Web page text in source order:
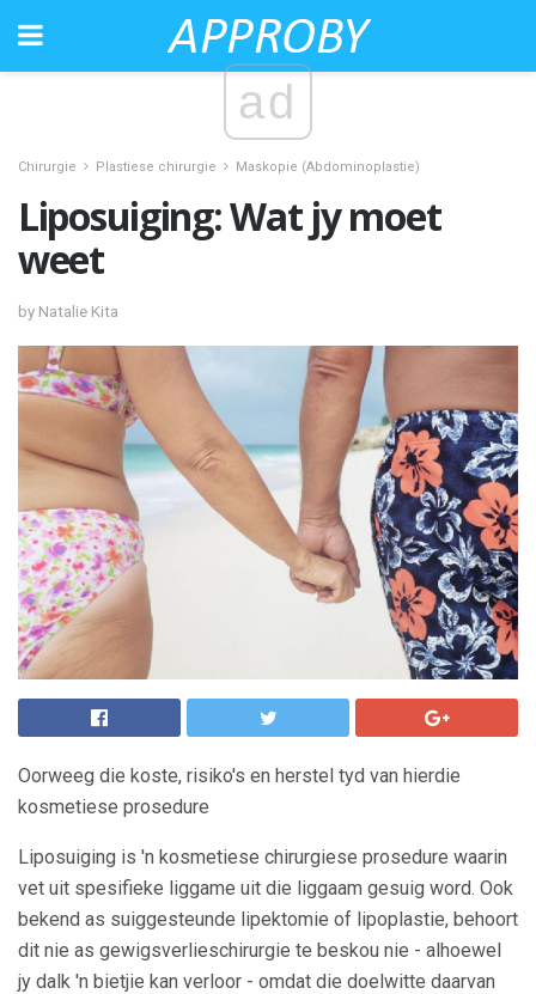
ad
Chirurgie Plastiese chirurgie Maskopie (Abdominoplastie)
Liposuiging: Wat jy moet
weet
by Natalie Kita
Oorweeg die koste, risiko's en herstel tyd van hierdie
kosmetiese prosedure
Liposuiging is 'n kosmetiese chirurgiese prosedure waarin
vet uit spesifieke liggame uit die liggaam gesuig word. Ook
bekend as suiggesteunde lipektomie of lipoplastie, behoort
dit nie as gewigsverlieschirurgie te beskou nie - alhoewel
jy dalk 'n bietjie kan verloor - omdat die doelwitte daarvan